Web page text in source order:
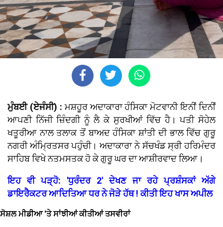
ਮੁੰਬਈ (ਏਜੰਸੀ) : ਮਸ਼ਹੂਰ ਅਦਾਕਾਰਾ ਹੰਸਿਕਾ ਮੋਟਵਾਨੀ ਇਨੀਂ ਦਿਨੀਂ
ਆਪਣੀ ਨਿੱਜੀ ਜ਼ਿੰਦਗੀ ਨੂੰ ਲੈ ਕੇ ਸੁਰਖੀਆਂ ਵਿੱਚ ਹੈ। ਪਤੀ ਸੋਹੇਲ
ਖਤੂਰੀਆ ਨਾਲ ਤਲਾਕ ਤੋਂ ਬਾਅਦ ਹੰਸਿਕਾ ਸ਼ਾਂਤੀ ਦੀ ਭਾਲ ਵਿੱਚ ਗੁਰੂ
ਨਗਰੀ ਅੰਮ੍ਰਿਤਸਰ ਪਹੁੰਚੀ। ਅਦਾਕਾਰਾ ਨੇ ਸੱਚਖੰਡ ਸ੍ਰੀ ਹਰਿਮੰਦਰ
ਸਾਹਿਬ ਵਿਖੇ ਨਤਮਸਤਕ ਹੋ ਕੇ ਗੁਰੂ ਘਰ ਦਾ ਆਸ਼ੀਰਵਾਦ ਲਿਆ।
ਇਹ ਵੀ ਪੜ੍ਹੋ: 'ਧੁਰੰਦਰ 2' ਦੇਖਣ ਜਾ ਰਹੇ ਪ੍ਰਸ਼ੰਸਕਾਂ ਅੱਗੇ
ਡਾਇਰੈਕਟਰ ਆਦਿਤਿਆ ਧਰ ਨੇ ਜੋੜੇ ਹੱਥ ! ਕੀਤੀ ਇਹ ਖਾਸ ਅਪੀਲ
ਸੋਸ਼ਲ ਮੀਡੀਆ 'ਤੇ ਸਾਂਝੀਆਂ ਕੀਤੀਆਂ ਤਸਵੀਰਾਂ